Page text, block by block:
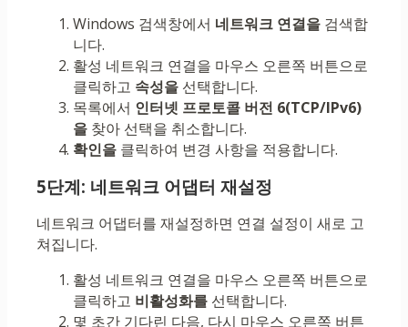
Windows 검색창에서 네트워크 연결을 검색합
니다.
활성 네트워크 연결을 마우스 오른쪽 버튼으로
클릭하고 속성을 선택합니다.
목록에서 인터넷 프로토콜 버전 6(TCP/IPv6)
을 찾아 선택을 취소합니다.
확인을 클릭하여 변경 사항을 적용합니다.
5단계: 네트워크 어댑터 재설정
네트워크 어댑터를 재설정하면 연결 설정이 새로 고
쳐집니다.
활성 네트워크 연결을 마우스 오른쪽 버튼으로
클릭하고 비활성화를 선택합니다.
몇 초간 기다린 다음, 다시 마우스 오른쪽 버튼